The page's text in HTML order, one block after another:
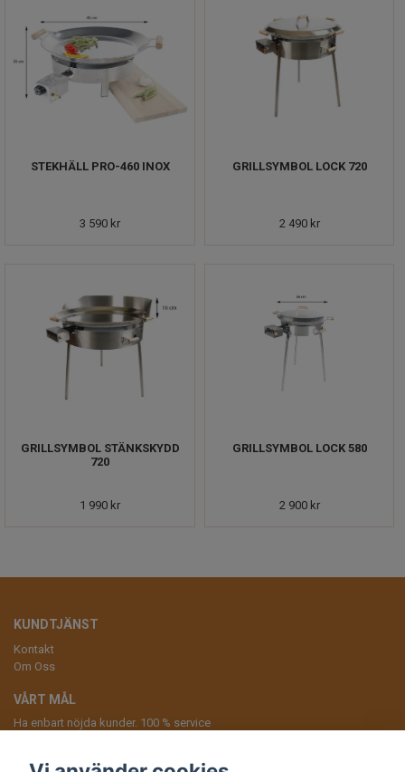
STEKHÄLL PRO-460 INOX
3 590 kr
GRILLSYMBOL LOCK 720
2 490 kr
GRILLSYMBOL STÄNKSKYDD
720
1 990 kr
GRILLSYMBOL LOCK 580
2 900 kr
KUNDTJÄNST
Kontakt
Om Oss
VÅRT MÅL
Ha enbart nöjda kunder. 100 % service